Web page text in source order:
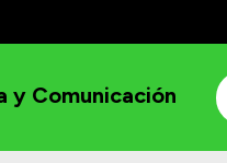
y Comunicación